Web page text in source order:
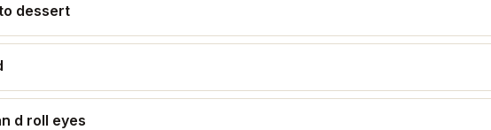
dessert
d roll eyes